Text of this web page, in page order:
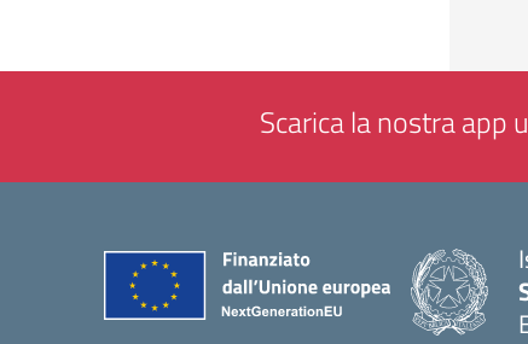
Scarica la nostra app